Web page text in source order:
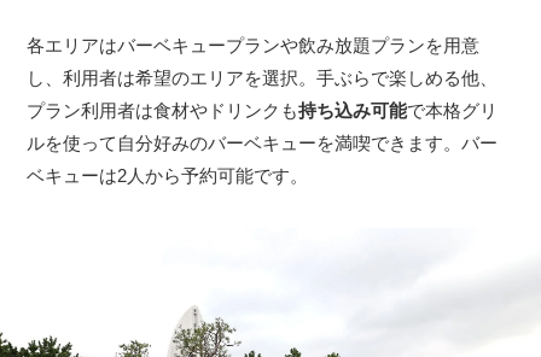
各エリアはバーベキュープランや飲み放題プランを用意
し、利用者は希望のエリアを選択。手ぶらで楽しめる他、
プラン利用者は食材やドリンクも持ち込み可能で本格グリ
ルを使って自分好みのバーベキューを満喫できます。バー
ベキューは2人から予約可能です。